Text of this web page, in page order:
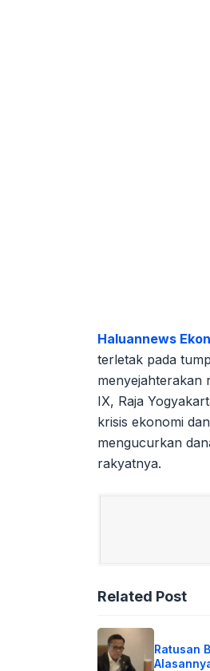
Haluannews
terletak pada
menyejahterakan
IX, Raja
krisis ekonomi
mengucurkan
rakyatnya.
Related Post
Ratusan